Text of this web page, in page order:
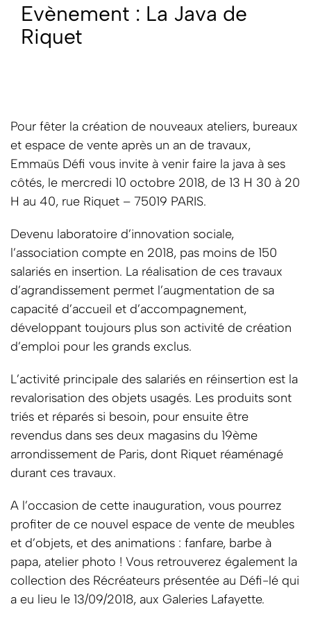
Evènement : La Java de
Riquet
Pour fêter la création de nouveaux ateliers, bureaux
et espace de vente après un an de travaux,
Emmaüs Défi vous invite à venir faire la java à ses
côtés, le mercredi 10 octobre 2018, de 13 H 30 à 20
H au 40, rue Riquet – 75019 PARIS.
Devenu laboratoire d’innovation sociale,
l’association compte en 2018, pas moins de 150
salariés en insertion. La réalisation de ces travaux
d’agrandissement permet l’augmentation de sa
capacité d’accueil et d’accompagnement,
développant toujours plus son activité de création
d’emploi pour les grands exclus.
L’activité principale des salariés en réinsertion est la
revalorisation des objets usagés. Les produits sont
triés et réparés si besoin, pour ensuite être
revendus dans ses deux magasins du 19ème
arrondissement de Paris, dont Riquet réaménagé
durant ces travaux.
A l’occasion de cette inauguration, vous pourrez
profiter de ce nouvel espace de vente de meubles
et d’objets, et des animations : fanfare, barbe à
papa, atelier photo ! Vous retrouverez également la
collection des Récréateurs présentée au Défi-lé qui
a eu lieu le 13/09/2018, aux Galeries Lafayette.